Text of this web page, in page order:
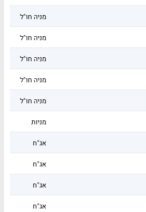
מניה חו"ל
מניה חו"ל
מניה חו"ל
מניה חו"ל
מניה חו"ל
מניות
אג"ח
אג"ח
אג"ח
אג"ח